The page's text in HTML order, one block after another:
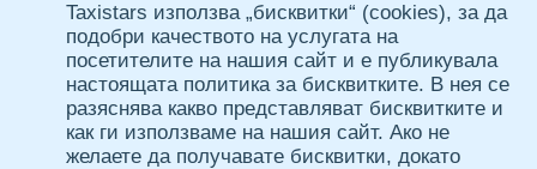
Taxistars използва „бисквитки“ (cookies), за да
подобри качеството на услугата на
посетителите на нашия сайт и е публикувала
настоящата политика за бисквитките. В нея се
разяснява какво представляват бисквитките и
как ги използваме на нашия сайт. Ако не
желаете да получавате бисквитки, докато